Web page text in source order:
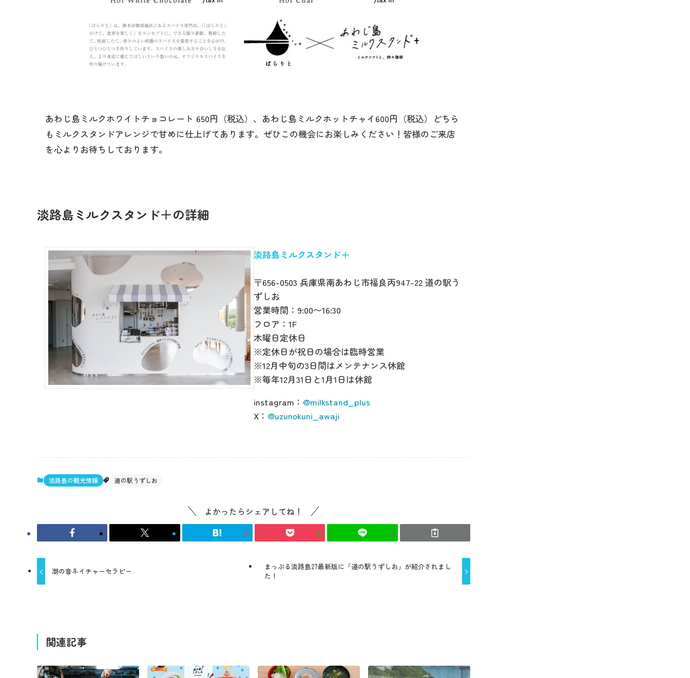
営業カレンダー
あわじ島ミルクホワイトチョコレート 650円（税込）、あわじ島ミルクホットチャイ600円（税込）どちら
もミルクスタンドアレンジで甘めに仕上げてあります。ぜひこの機会にお楽しみください！皆様のご来店
を心よりお待ちしております。
淡路島ミルクスタンド＋の詳細
淡路島ミルクスタンド＋
〒656-0503 兵庫県南あわじ市福良丙947-22 道の駅う
ずしお
営業時間：9:00〜16:30
フロア：1F
木曜日定休日
※定休日が祝日の場合は臨時営業
※12月中旬の3日間はメンテナンス休館
※毎年12月31日と1月1日は休館
instagram： @milkstand_plus
X： @uzunokuni_awaji
淡路島の観光情報 道の駅うずしお
よかったらシェアしてね！
潮の音ネイチャーセラピー
まっぷる淡路島27最新版に「道の駅うずしお」が紹介されまし
た！
関連記事